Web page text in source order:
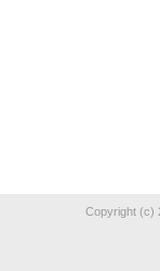
Copyright (c)